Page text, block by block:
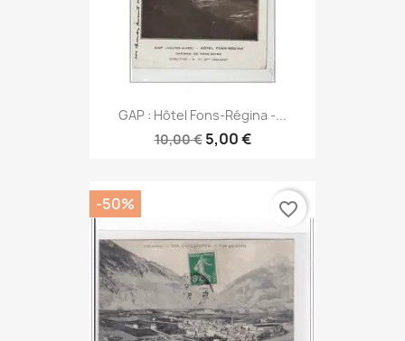
GAP : Hôtel Fons-Régina -...
10,00 € 5,00 €
-50% favorite_border